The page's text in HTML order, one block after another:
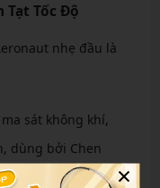
Tạt Tốc Độ
nhẹ đầu là
sát không khí,
dùng bởi Chen
×